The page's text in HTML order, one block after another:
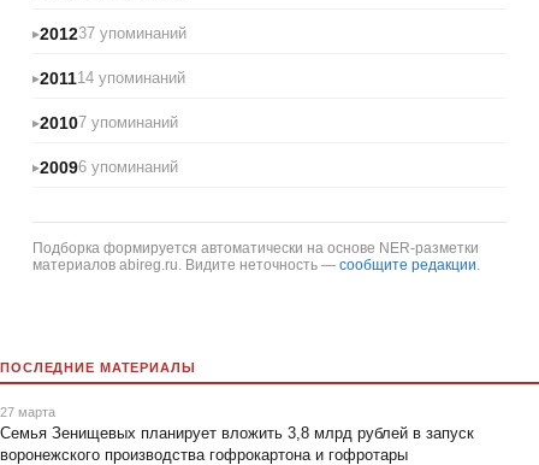
201237 упоминаний
201114 упоминаний
20107 упоминаний
20096 упоминаний
Подборка формируется автоматически на основе NER-разметки
материалов abireg.ru. Видите неточность — сообщите редакции
ПОСЛЕДНИЕ МАТЕРИАЛЫ
27 марта
Семья Зенищевых планирует вложить 3,8 млрд рублей в запуск
воронежского производства гофрокартона и гофротары